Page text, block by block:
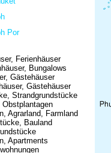
Ferienhäuser
Bungalows
Gästehäuser
Gästehäuser
Strandgrundstücke
Obstplantagen
Agrarland, Farmland
Bauland
Apartments